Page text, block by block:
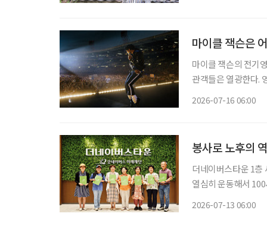
마이클 잭슨은
마이클 잭슨의 전기
관객들은 열광한다.
2026-07-16 06:00
봉사로 노후의
더네이버스타운 1층
열심히 운동해서
2026-07-13 06:00